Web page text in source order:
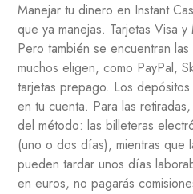
Manejar tu dinero en Instant
que ya manejas. Tarjetas Visa
Pero también se encuentran
muchos eligen, como PayPal,
tarjetas prepago. Los
en tu cuenta. Para las
del método: las billeteras
(uno o dos días), mientras que
pueden tardar unos días
en euros, no pagarás